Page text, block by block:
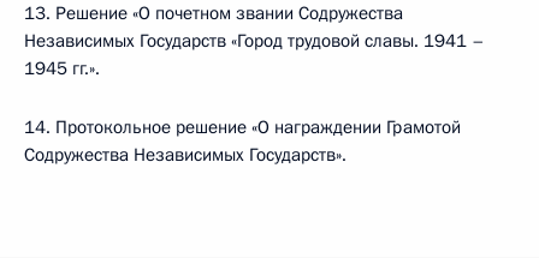
13. Решение «О почетном звании Содружества
Независимых Государств «Город трудовой славы. 1941 –
1945 гг.».
14. Протокольное решение «О награждении Грамотой
Содружества Независимых Государств».